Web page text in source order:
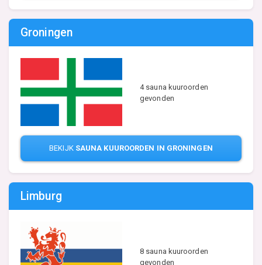
Groningen
4 sauna kuuroorden
gevonden
BEKIJK SAUNA KUUROORDEN IN GRONINGEN
Limburg
8 sauna kuuroorden
gevonden